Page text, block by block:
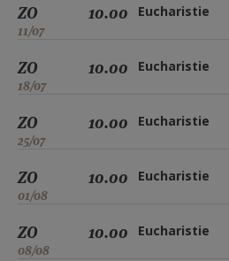
ZO
11/07
10.00 Eucharistie
ZO
18/07
10.00 Eucharistie
ZO
25/07
10.00 Eucharistie
ZO
01/08
10.00 Eucharistie
ZO
08/08
10.00 Eucharistie